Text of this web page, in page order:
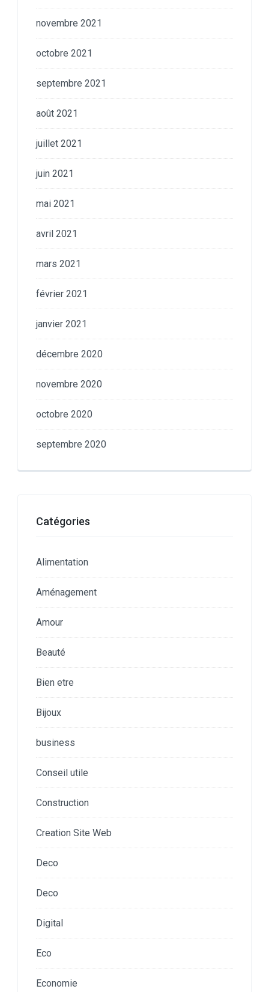
novembre 2021
octobre 2021
septembre 2021
août 2021
juillet 2021
juin 2021
mai 2021
avril 2021
mars 2021
février 2021
janvier 2021
décembre 2020
novembre 2020
octobre 2020
septembre 2020
Catégories
Alimentation
Aménagement
Amour
Beauté
Bien etre
Bijoux
business
Conseil utile
Construction
Creation Site Web
Deco
Deco
Digital
Eco
Economie